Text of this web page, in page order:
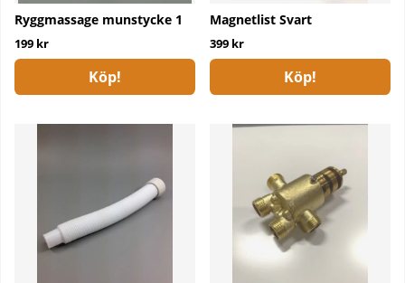
Ryggmassage munstycke 1
199 kr
Köp!
Magnetlist Svart
399 kr
Köp!